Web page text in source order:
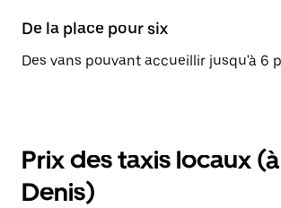
De la place pour six
Des vans pouvant accueillir jusqu'à 6
Prix des taxis locaux
Denis)